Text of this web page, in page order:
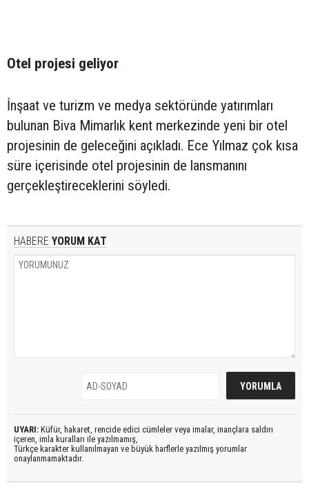
Otel projesi geliyor
İnşaat ve turizm ve medya sektöründe yatırımları
bulunan Biva Mimarlık kent merkezinde yeni bir otel
projesinin de geleceğini açıkladı. Ece Yılmaz çok kısa
süre içerisinde otel projesinin de lansmanını
gerçekleştireceklerini söyledi.
HABERE YORUM KAT
UYARI: Küfür, hakaret, rencide edici cümleler veya imalar, inançlara saldırı
içeren, imla kuralları ile yazılmamış,
Türkçe karakter kullanılmayan ve büyük harflerle yazılmış yorumlar
onaylanmamaktadır.